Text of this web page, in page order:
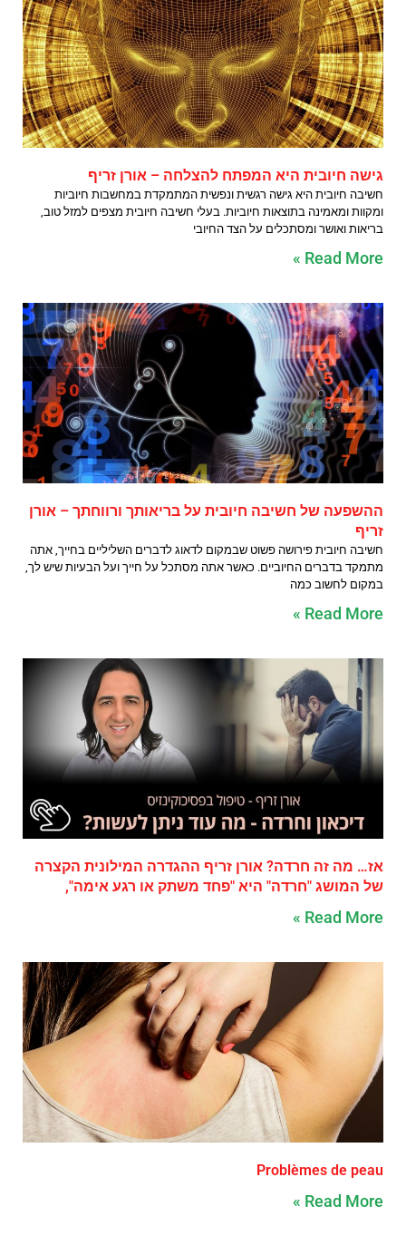
גישה חיובית היא המפתח להצלחה – אורן זריף
חשיבה חיובית היא גישה רגשית ונפשית המתמקדת במחשבות חיוביות
ומקוות ומאמינה בתוצאות חיוביות. בעלי חשיבה חיובית מצפים למזל טוב,
בריאות ואושר ומסתכלים על הצד החיובי
Read More »
ההשפעה של חשיבה חיובית על בריאותך ורווחתך – אורן
זריף
חשיבה חיובית פירושה פשוט שבמקום לדאוג לדברים השליליים בחייך, אתה
מתמקד בדברים החיוביים. כאשר אתה מסתכל על חייך ועל הבעיות שיש לך,
במקום לחשוב כמה
Read More »
אז… מה זה חרדה? אורן זריף ההגדרה המילונית הקצרה
של המושג "חרדה" היא "פחד משתק או רגע אימה",
Read More »
Problèmes de peau
Read More »